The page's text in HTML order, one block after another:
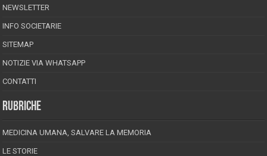
NEWSLETTER
INFO SOCIETARIE
SITEMAP
NOTIZIE VIA WHATSAPP
CONTATTI
RUBRICHE
MEDICINA UMANA, SALVARE LA MEMORIA
LE STORIE